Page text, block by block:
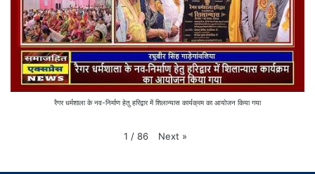
रैगर धर्मशाला के नव-निर्माण हेतु हरिद्वार में शिलान्यास कार्यक्रम का आयोजन किया गया
1 / 86 Next »